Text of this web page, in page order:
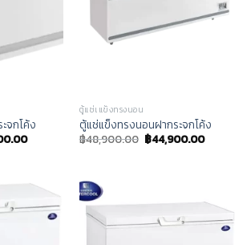
จกโค้ง
ตู้แช่เแข็งทรงนอน
ตู้แช่แข็งทรงนอนฝากระจกโค้ง
฿48,900.00 ฿44,900.00